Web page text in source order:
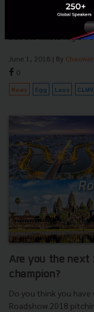
It takes a lot to claim
pitching
but the whole region
June 1, 2018 | By
0
News Egg Laos CLMV
Are you the next
champion?
Do you think you
Roadshow 2018